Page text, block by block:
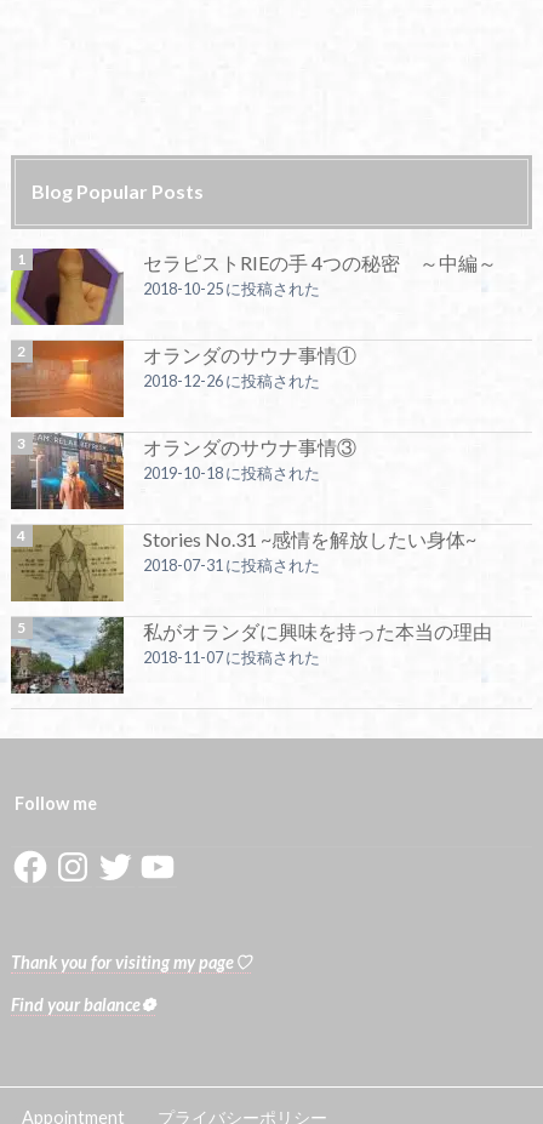
Blog Popular Posts
セラピストRIEの手 4つの秘密 ～中編～
2018-10-25 に投稿された
オランダのサウナ事情①
2018-12-26 に投稿された
オランダのサウナ事情③
2019-10-18 に投稿された
Stories No.31 ~感情を解放したい身体~
2018-07-31 に投稿された
私がオランダに興味を持った本当の理由
2018-11-07 に投稿された
Follow me
FacebookInstagram
TwitterYouTube
Thank you for visiting my page♡
Find your balance❁
Appointment プライバシーポリシー